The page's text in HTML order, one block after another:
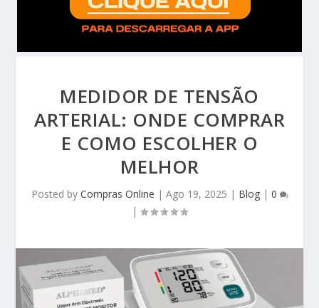
MEDIDOR DE TENSÃO
ARTERIAL: ONDE COMPRAR
E COMO ESCOLHER O
MELHOR
Posted by Compras Online | Ago 19, 2025 | Blog| 0
|